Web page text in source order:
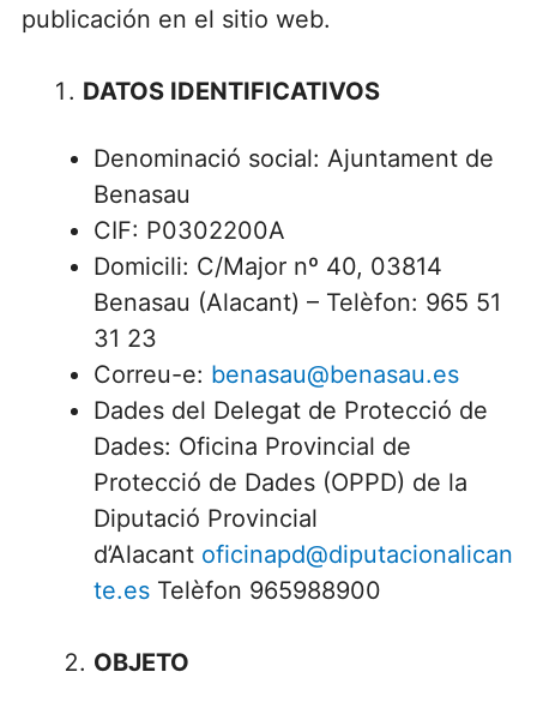
publicación en el sitio web.
DATOS IDENTIFICATIVOS
Denominació social: Ajuntament de
Benasau
CIF: P0302200A
Domicili: C/Major nº 40, 03814
Benasau (Alacant) – Telèfon: 965 51
31 23
Correu-e: benasau@benasau.es
Dades del Delegat de Protecció de
Dades: Oficina Provincial de
Protecció de Dades (OPPD) de la
Diputació Provincial
d’Alacant oficinapd@diputacionalican
te.esTelèfon 965988900
OBJETO